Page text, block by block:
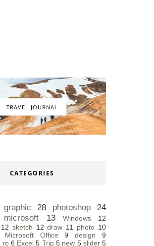
TRAVEL JOURNAL
CATEGORIES
graphic 28 photoshop
24
microsoft 13 Windows
12
12 sketch 12 draw 11 photo 10
Microsoft Office 9 design
9
ro 6 Excel 5 Trip 5 new 5 slider 5